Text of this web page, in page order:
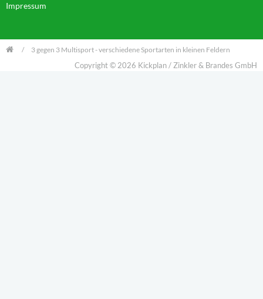
Impressum
3 gegen 3 Multisport - verschiedene Sportarten in kleinen Feldern
Copyright © 2026 Kickplan / Zinkler & Brandes GmbH